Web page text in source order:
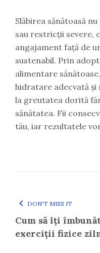
Slăbirea sănătoasă
sau restricții severe,
angajament față de
sustenabil. Prin
alimentare
hidratare adecvată
la greutatea dorită
sănătatea. Fii
tău, iar rezultatele
DON'T MISS IT
Cum să îți
exerciții fizice